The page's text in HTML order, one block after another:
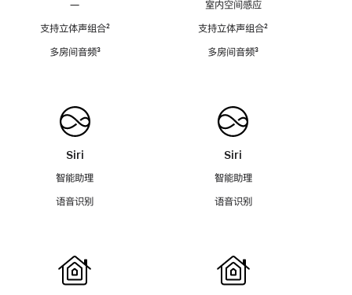
—
支持立体声组合脚
²
多房间音频脚
³
Siri
智能助理
语音识别
室内空间感应
支持立体声组合脚
²
多房间音频脚
³
Siri
智能助理
语音识别